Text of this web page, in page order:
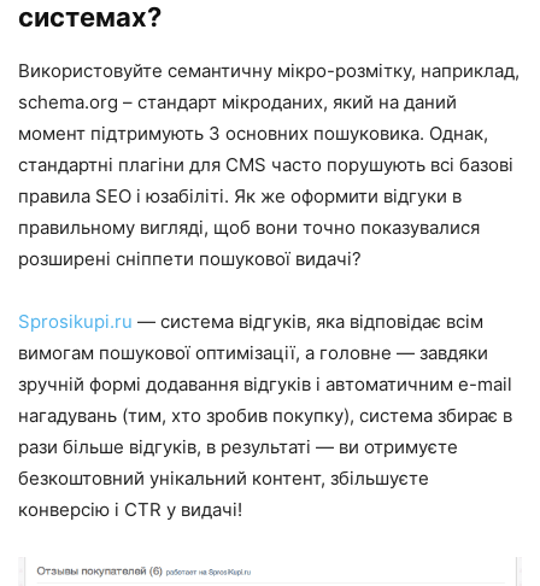
системах?
Використовуйте семантичну мікро-розмітку, наприклад,
schema.org – стандарт мікроданих, який на даний
момент підтримують 3 основних пошуковика. Однак,
стандартні плагіни для CMS часто порушують всі базові
правила SEO і юзабіліті. Як же оформити відгуки в
правильному вигляді, щоб вони точно показувалися
розширені сніппети пошукової видачі?
Sprosikupi.ru — система відгуків, яка відповідає всім
вимогам пошукової оптимізації, а головне — завдяки
зручній формі додавання відгуків і автоматичним e-mail
нагадувань (тим, хто зробив покупку), система збирає в
рази більше відгуків, в результаті — ви отримуєте
безкоштовний унікальний контент, збільшуєте
конверсію і CTR у видачі!